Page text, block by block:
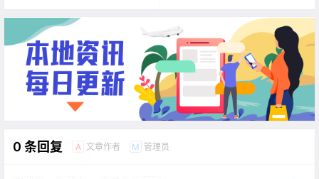
0 条回复 A 文章作者 M 管理员